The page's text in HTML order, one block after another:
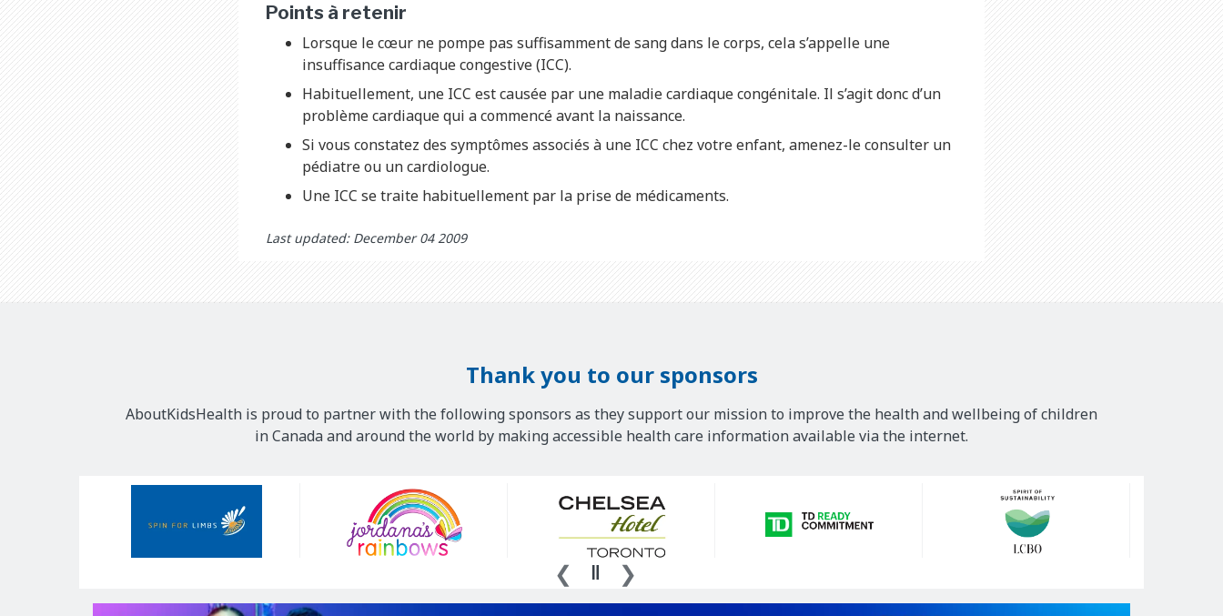
Points à retenir
Lorsque le cœur ne pompe pas suffisamment de sang dans le corps, cela s’appelle une
insuffisance cardiaque congestive (ICC).
Habituellement, une ICC est causée par une maladie cardiaque congénitale. Il s’agit donc d’un
problème cardiaque qui a commencé avant la naissance.
Si vous constatez des symptômes associés à une ICC chez votre enfant, amenez-le consulter un
pédiatre ou un cardiologue.
Une ICC se traite habituellement par la prise de médicaments.
Last updated: December 04 2009
Thank you to our sponsors
AboutKidsHealth is proud to partner with the following sponsors as they support our mission to improve the health and wellbeing of children
in Canada and around the world by making accessible health care information available via the internet.